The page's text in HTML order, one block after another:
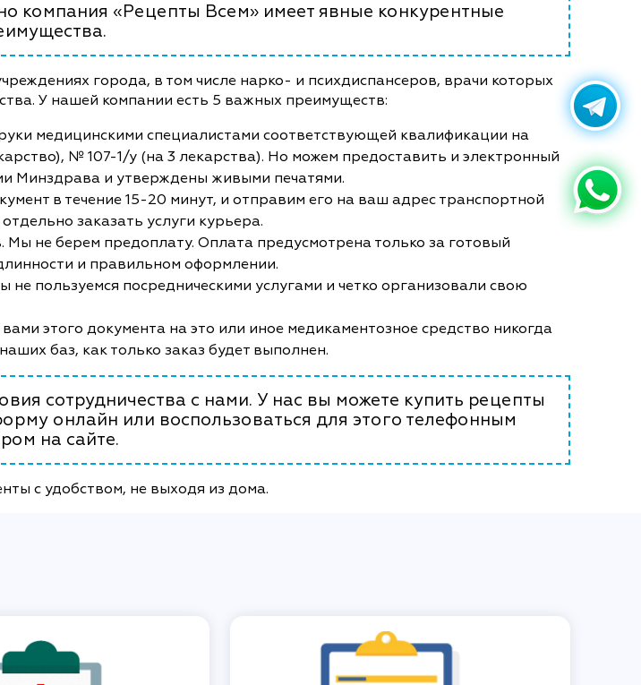
компания «Рецепты Всем» имеет явные конкурентные
города, в том числе нарко- и психдиспансеров, врачи которых
У нашей компании есть 5 важных преимуществ:
медицинскими специалистами соответствующей квалификации на
№ 107-1/у (на 3 лекарства). Но можем предоставить и электронный
Минздрава и утверждены живыми печатями.
в течение 15-20 минут, и отправим его на ваш адрес транспортной
заказать услуги курьера.
не берем предоплату. Оплата предусмотрена только за готовый
и правильном оформлении.
не пользуемся посредническими услугами и четко организовали свою
этого документа на это или иное медикаментозное средство никогда
баз, как только заказ будет выполнен.
сотрудничества с нами. У нас вы можете купить рецепты
онлайн или воспользоваться для этого телефонным
на сайте.
с удобством, не выходя из дома.